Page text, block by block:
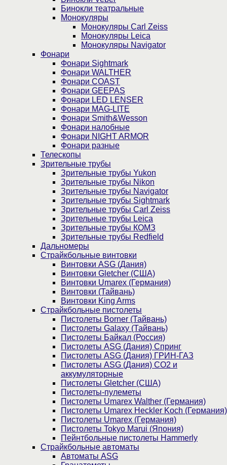
Бинокли театральные
Монокуляры
Монокуляры Carl Zeiss
Монокуляры Leica
Монокуляры Navigator
Фонари
Фонари Sightmark
Фонари WALTHER
Фонари COAST
Фонари GEEPAS
Фонари LED LENSER
Фонари MAG-LITE
Фонари Smith&Wesson
Фонари налобные
Фонари NIGHT ARMOR
Фонари разные
Телескопы
Зрительные трубы
Зрительные трубы Yukon
Зрительные трубы Nikon
Зрительные трубы Navigator
Зрительные трубы Sightmark
Зрительные трубы Carl Zeiss
Зрительные трубы Leica
Зрительные трубы КОМЗ
Зрительные трубы Redfield
Дальномеры
Страйкбольные винтовки
Винтовки ASG (Дания)
Винтовки Gletcher (США)
Винтовки Umarex (Германия)
Винтовки (Тайвань)
Винтовки King Arms
Страйкбольные пистолеты
Пистолеты Borner (Тайвань)
Пистолеты Galaxy (Тайвань)
Пистолеты Байкал (Россия)
Пистолеты ASG (Дания) Спринг
Пистолеты ASG (Дания) ГРИН-ГАЗ
Пистолеты ASG (Дания) CO2 и
аккумуляторные
Пистолеты Gletcher (США)
Пистолеты-пулеметы
Пистолеты Umarex Walther (Германия)
Пистолеты Umarex Heckler Koch (Германия)
Пистолеты Umarex (Германия)
Пистолеты Tokyo Marui (Япония)
Пейнтбольные пистолеты Hammerly
Страйкбольные автоматы
Автоматы ASG